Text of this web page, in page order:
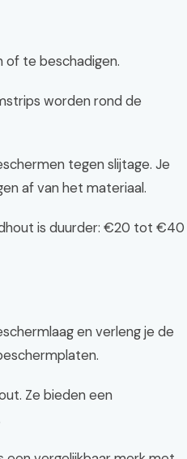
of te beschadigen.
worden rond de
tegen slijtage. Je
af van het materiaal.
is duurder: €20 tot €40
en verleng je de
Ze bieden een